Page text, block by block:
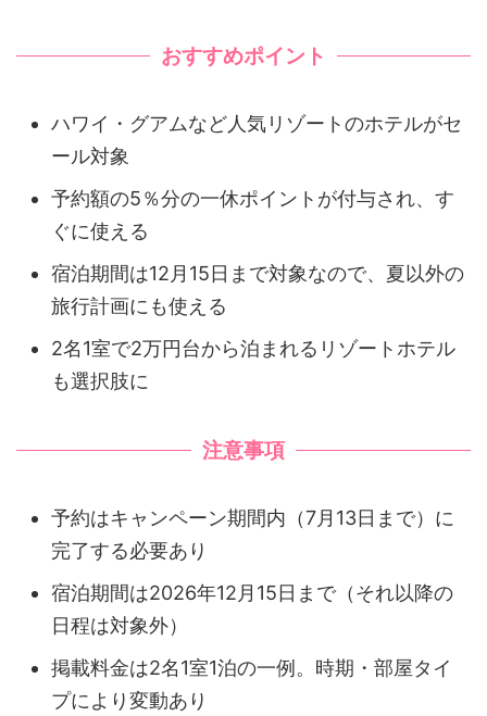
おすすめポイント
ハワイ・グアムなど人気リゾートのホテルがセ
ール対象
予約額の5％分の一休ポイントが付与され、す
ぐに使える
宿泊期間は12月15日まで対象なので、夏以外の
旅行計画にも使える
2名1室で2万円台から泊まれるリゾートホテル
も選択肢に
注意事項
予約はキャンペーン期間内（7月13日まで）に
完了する必要あり
宿泊期間は2026年12月15日まで（それ以降の
日程は対象外）
掲載料金は2名1室1泊の一例。時期・部屋タイ
プにより変動あり